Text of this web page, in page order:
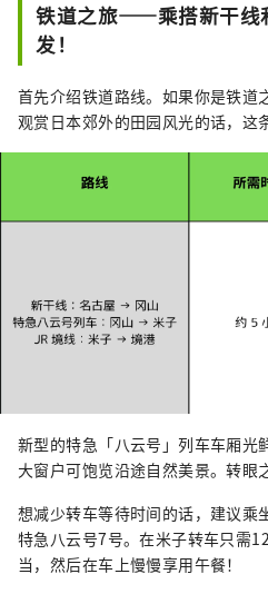
铁道之旅——乘搭新干线
发！
首先介绍铁道路线。如果你是铁道
观赏日本郊外的田园风光的话，这
新型的特急「八云号」列车车厢光
大窗户可饱览沿途自然美景。转眼
想减少转车等待时间的话，建议乘
特急八云号7号。在米子转车只需
当，然后在车上慢慢享用午餐！